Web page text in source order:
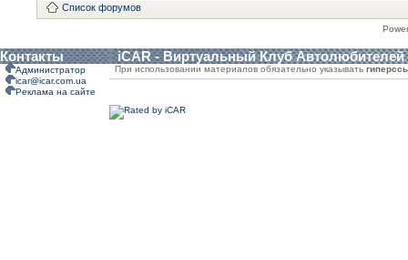
Список форумов
Контакты iCAR - Виртуальный Клуб Автолюбителей
Администратор
icar@icar.com.ua
Реклама на сайте
При использовании материалов обязательно указывать